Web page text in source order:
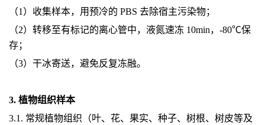
（1）收集样本，用预冷的 PBS 去除宿主污染物；
（2）转移至有标记的离心管中，液氮速冻 10min，-80℃保
存；
（3）干冰寄送，避免反复冻融。
3. 植物组织样本
3.1. 常规植物组织（叶、花、果实、种子、树根、树皮等及